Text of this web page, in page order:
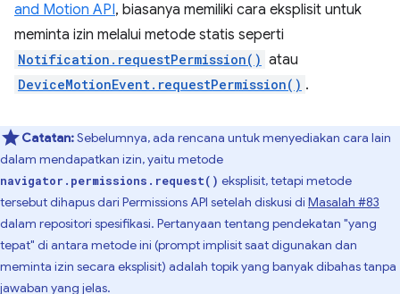
and Motion API, biasanya memiliki cara eksplisit untuk
meminta izin melalui metode statis seperti
Notification.requestPermission() atau
DeviceMotionEvent.requestPermission() .
Catatan:Sebelumnya, ada rencana untuk menyediakan cara lain
dalam mendapatkan izin, yaitu metode
navigator.permissions.request() eksplisit, tetapi metode
tersebut dihapus dari Permissions API setelah diskusi di Masalah #83
dalam repositori spesifikasi. Pertanyaan tentang pendekatan "yang
tepat" di antara metode ini (prompt implisit saat digunakan dan
meminta izin secara eksplisit) adalah topik yang banyak dibahas tanpa
jawaban yang jelas.